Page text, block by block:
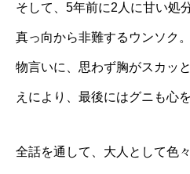
そして、5年前に2人に甘い処
真っ向から非難するウンソク
物言いに、思わず胸がスカッ
えにより、最後にはグニも心
全話を通して、大人として色